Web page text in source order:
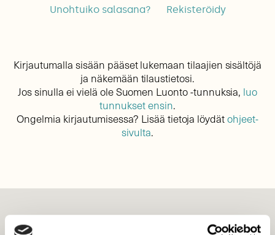
Unohtuiko salasana? Rekisteröidy
Kirjautumalla sisään pääset lukemaan tilaajien sisältöjä
ja näkemään tilaustietosi.
Jos sinulla ei vielä ole Suomen Luonto -tunnuksia, luo
tunnukset ensin.
Ongelmia kirjautumisessa? Lisää tietoja löydätohjeet-
sivulta.